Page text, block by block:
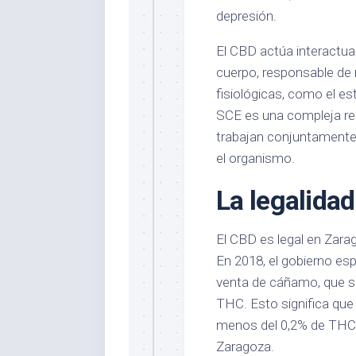
depresión.
El CBD actúa
cuerpo, responsable
fisiológicas, como el
SCE es una compleja
trabajan
el organismo.
La
El CBD es legal en
En 2018, el gobierno
venta de cáñamo, que
THC. Esto significa
menos del 0,2% de
Zaragoza.